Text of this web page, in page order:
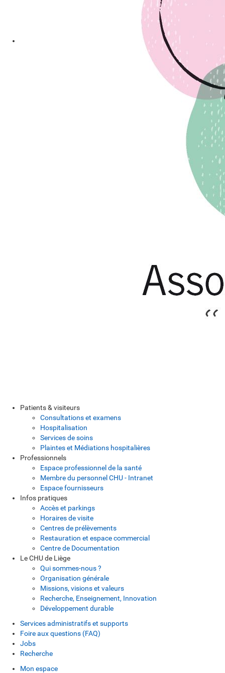
Patients & visiteurs
Consultations et examens
Hospitalisation
Services de soins
Plaintes et Médiations hospitalières
Professionnels
Espace professionnel de la santé
Membre du personnel CHU - Intranet
Espace fournisseurs
Infos pratiques
Accès et parkings
Horaires de visite
Centres de prélèvements
Restauration et espace commercial
Centre de Documentation
Le CHU de Liège
Qui sommes-nous ?
Organisation générale
Missions, visions et valeurs
Recherche, Enseignement, Innovation
Développement durable
Services administratifs et supports
Foire aux questions (FAQ)
Jobs
Recherche
Mon espace